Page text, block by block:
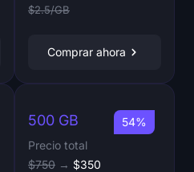
$2.5/GB
Comprar ahora
54%
500 GB
Precio total
$750 → $350